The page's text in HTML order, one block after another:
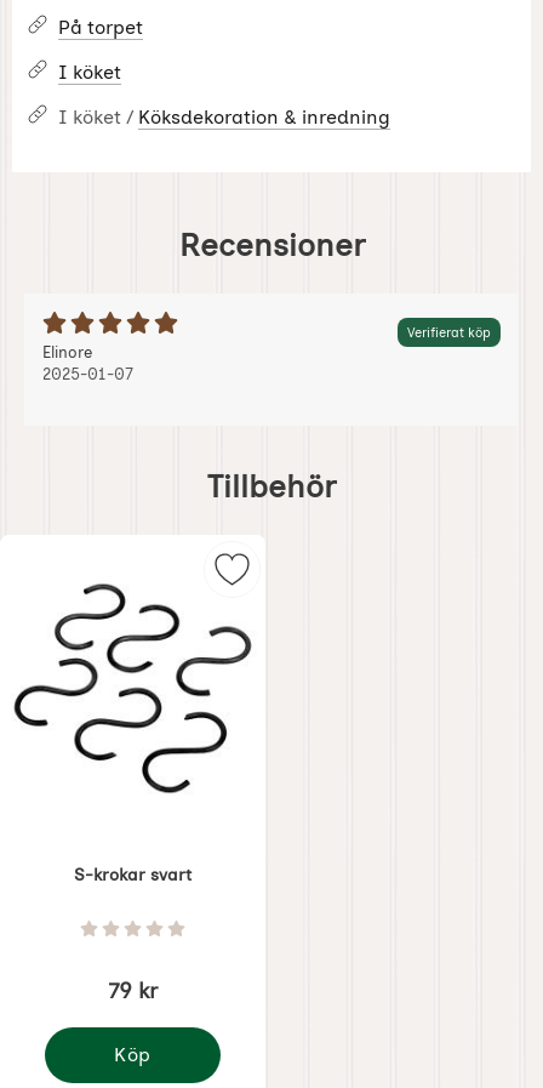
På torpet
I köket
I köket / Köksdekoration & inredning
Recensioner
Betyg: 5 Stjärnor av 5 Verifierat köp
Recension av:
Elinore, 2025-01-07
, 2025-01-07
2025-01-07
Tillbehör
S-krokar svart
Art. nr 6464 Betyg: 0 Stjärnor av 5
79 kr
Köp
S-krokar svart
Markera s-krokar svart som